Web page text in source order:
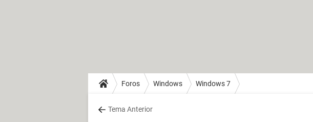
Foros Windows Windows 7
Tema Anterior